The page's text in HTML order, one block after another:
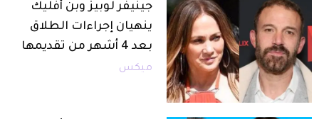
جينيفر لوبيز وبن أفليك
ينهيان إجراءات الطلاق
بعد 4 أشهر من تقديمها
ميكس